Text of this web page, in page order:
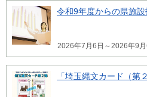
令和9年度からの県施
2026年7月6日～2026年9月
「埼玉縄文カード（第